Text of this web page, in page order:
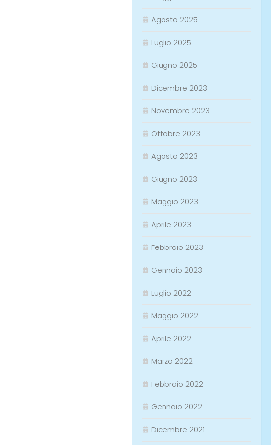
Agosto 2025
Luglio 2025
Giugno 2025
Dicembre 2023
Novembre 2023
Ottobre 2023
Agosto 2023
Giugno 2023
Maggio 2023
Aprile 2023
Febbraio 2023
Gennaio 2023
Luglio 2022
Maggio 2022
Aprile 2022
Marzo 2022
Febbraio 2022
Gennaio 2022
Dicembre 2021